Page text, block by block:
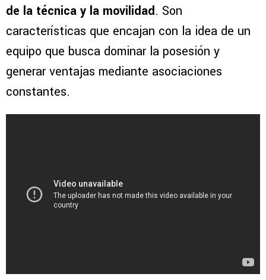
de la técnica y la movilidad. Son
características que encajan con la idea de un
equipo que busca dominar la posesión y
generar ventajas mediante asociaciones
constantes.